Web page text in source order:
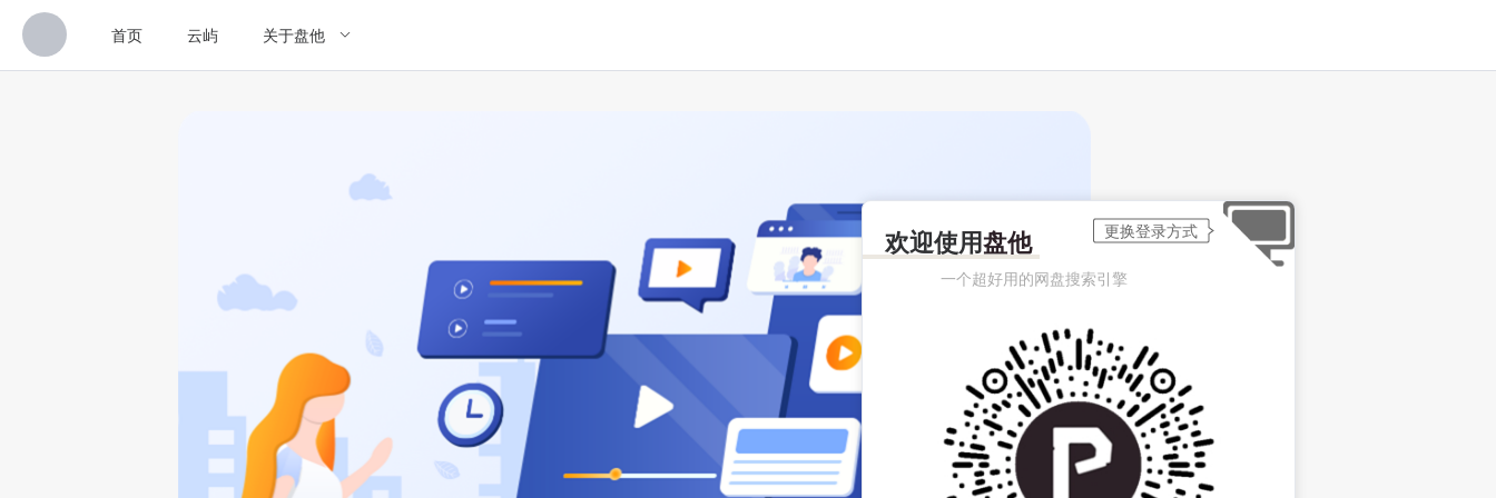
首页 云屿 关于盘他
欢迎使用盘他
一个超好用的网盘搜索引擎